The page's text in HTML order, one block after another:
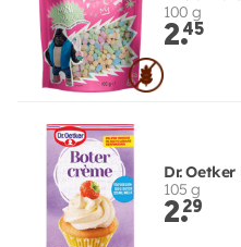
100 g
2.45
Dr.
105 g
2.29